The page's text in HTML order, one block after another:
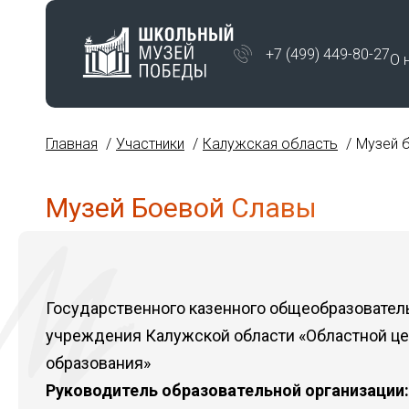
О
+7 (499) 449-80-27
Главная Участники Калужская область Музей
Музей Боевой Славы
Государственного казенного
учреждения Калужской области «Областной
образования»
Руководитель образовательной организации: